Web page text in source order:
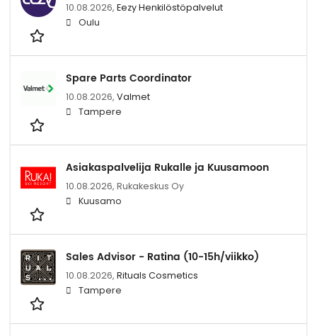
10.08.2026, Eezy Henkilöstöpalvelut
Oulu
Spare Parts Coordinator
10.08.2026, Valmet
Tampere
Asiakaspalvelija Rukalle ja Kuusamoon
10.08.2026, Rukakeskus Oy
Kuusamo
Sales Advisor - Ratina (10-15h/viikko)
10.08.2026, Rituals Cosmetics
Tampere